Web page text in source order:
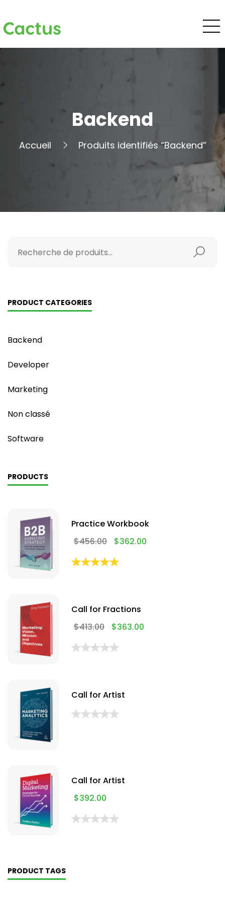
Cactus
Backend
Accueil Produits identifiés “Backend”
PRODUCT CATEGORIES
Backend
Developer
Marketing
Non classé
Software
PRODUCTS
Practice Workbook
$456.00 $362.00
Call for Fractions
$413.00 $363.00
Call for Artist
Call for Artist
$392.00
PRODUCT TAGS